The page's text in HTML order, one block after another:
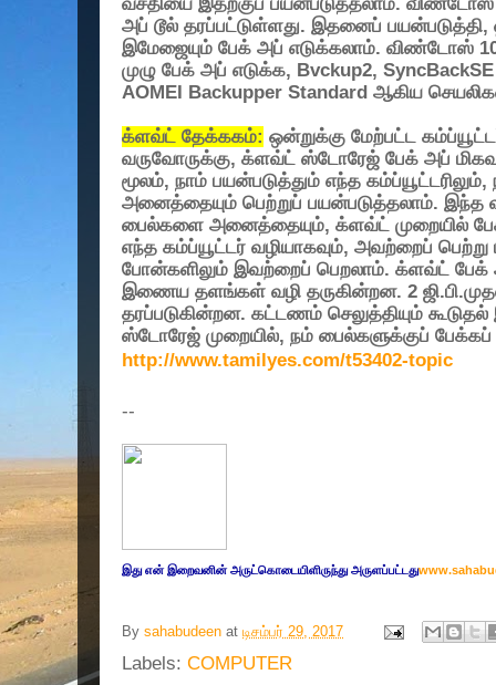
வசதியை இதற்குப் பயன்படுத்தலாம்.
அப் டூல் தரப்பட்டுள்ளது. இதனைப் பயன்படுத்தி,
இமேஜையும் பேக் அப் எடுக்கலாம். விண்டோஸ்
முழு பேக் அப் எடுக்க, Bvckup2,
AOMEI Backupper Standard ஆகிய
க்ளவ்ட் தேக்ககம்: ஒன்றுக்கு மேற்பட்ட
வருவோருக்கு, க்ளவ்ட் ஸ்டோரேஜ் பேக் அப்
மூலம், நாம் பயன்படுத்தும் எந்த கம்ப்யூட்டரிலும்,
அனைத்தையும் பெற்றுப் பயன்படுத்தலாம். இந்த
பைல்களை அனைத்தையும், க்ளவ்ட் முறையில்
எந்த கம்ப்யூட்டர் வழியாகவும், அவற்றைப் பெற்று
போன்களிலும் இவற்றைப் பெறலாம். க்ளவ்ட் பேக்
இணைய தளங்கள் வழி தருகின்றன. 2
தரப்படுகின்றன. கட்டணம் செலுத்தியும்
ஸ்டோரேஜ் முறையில், நம் பைல்களுக்குப் பேக்கப்
http://www.tamilyes.com/t53402-topic
--
இது என் இறைவனின் அருட்கொடையிளிருந்து அருளப்பட்டது
By sahabudeen at டிசம்பர் 29, 2017
Labels: COMPUTER